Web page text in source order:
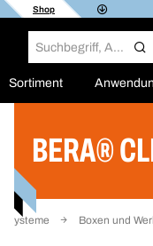
Shop
Sortiment
BERA®
Boxen und
Filter